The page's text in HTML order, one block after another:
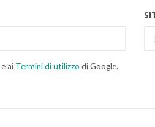
e ai Termini di utilizzo di Google.